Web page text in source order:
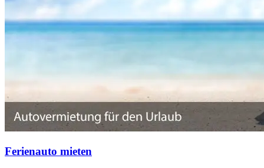
Ferienauto mieten